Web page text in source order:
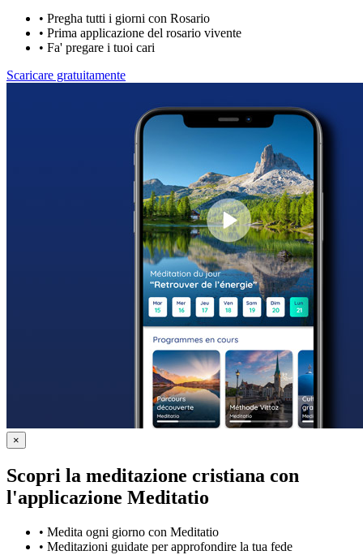
• Pregha tutti i giorni con Rosario
• Prima applicazione del rosario vivente
• Fa' pregare i tuoi cari
Scaricare gratuitamente
×
Scopri la meditazione cristiana con
l'applicazione Meditatio
• Medita ogni giorno con Meditatio
• Meditazioni guidate per approfondire la tua fede